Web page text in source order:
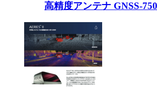
高精度アンテナ GNSS-750